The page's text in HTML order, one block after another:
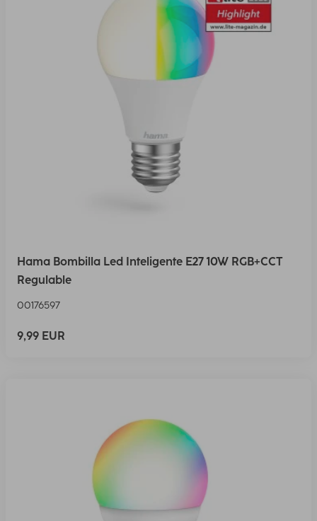
Hama Bombilla Led Inteligente E27 10W RGB+CCT
Regulable
00176597
9,99 EUR